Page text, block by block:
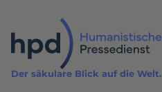
Inhalt
Der säkulare Blick auf die Welt.